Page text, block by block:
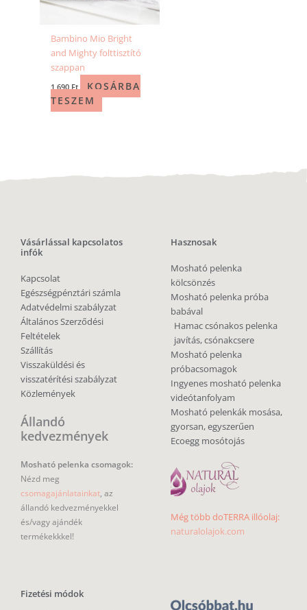
Bambino Mio Bright
and Mighty folttisztító
szappan
1 690 Ft
KOSÁRBA
TESZEM
Vásárlással kapcsolatos
infók
Kapcsolat
Egészségpénztári számla
Adatvédelmi szabályzat
Általános Szerződési
Feltételek
Szállítás
Visszaküldési és
visszatérítési szabályzat
Közlemények
Állandó
kedvezmények
Mosható pelenka csomagok:
Nézd meg
csomagajánlatainkat, az
állandó kedvezményekkel
és/vagy ajándék
termékekkkel!
Fizetési módok
Hasznosak
Mosható pelenka
kölcsönzés
Mosható pelenka próba
babával
Hamac csónakos pelenka
javítás, csónakcsere
Mosható pelenka
próbacsomagok
Ingyenes mosható pelenka
videótanfolyam
Mosható pelenkák mosása,
gyorsan, egyszerűen
Ecoegg mosótojás
Még több doTERRA illóolaj:
naturalolajok.com